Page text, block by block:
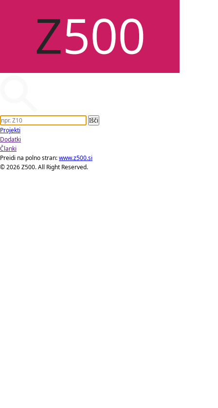
Projekti
Dodatki
Članki
Preidi na polno stran:www.z500.si
© 2026 Z500. All Right Reserved.